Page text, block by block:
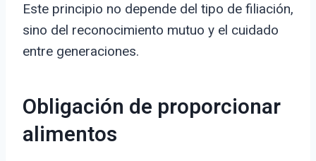
Este principio no depende del tipo de filiación,
sino del reconocimiento mutuo y el cuidado
entre generaciones.
Obligación de proporcionar
alimentos